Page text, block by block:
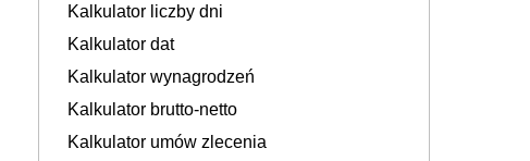
Kalkulator liczby dni
Kalkulator dat
Kalkulator wynagrodzeń
Kalkulator brutto-netto
Kalkulator umów zlecenia